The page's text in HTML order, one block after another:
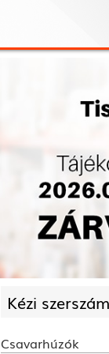
Kézi
Csavarhúzók